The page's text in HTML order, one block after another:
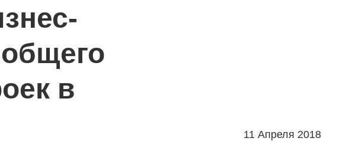
в
11 Апреля 2018